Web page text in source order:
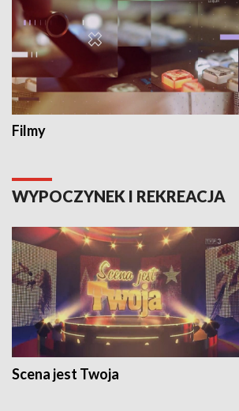
Filmy
WYPOCZYNEK I REKREACJA
Scena jest Twoja